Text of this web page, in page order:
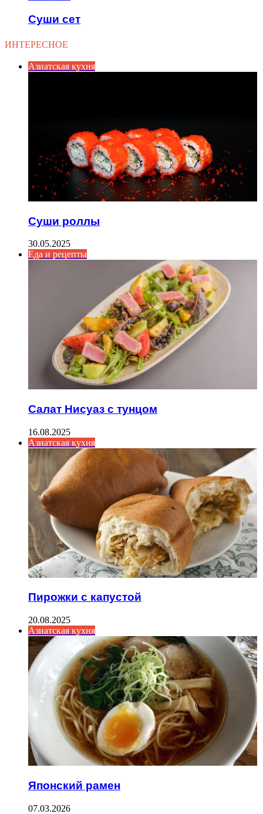
Суши сет
ИНТЕРЕСНОЕ
Азиатская кухня
Суши роллы
30.05.2025
Еда и рецепты
Салат Нисуаз с тунцом
16.08.2025
Азиатская кухня
Пирожки с капустой
20.08.2025
Азиатская кухня
Японский рамен
07.03.2026